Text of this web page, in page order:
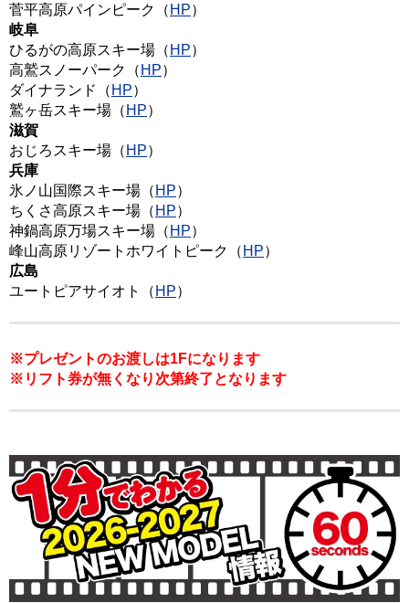
菅平高原パインピーク（ HP）
岐阜
ひるがの高原スキー場（ HP）
高鷲スノーパーク（ HP）
ダイナランド（ HP）
鷲ヶ岳スキー場（ HP）
滋賀
おじろスキー場（ HP）
兵庫
氷ノ山国際スキー場（ HP）
ちくさ高原スキー場（ HP）
神鍋高原万場スキー場（ HP）
峰山高原リゾートホワイトピーク（ HP）
広島
ユートピアサイオト（ HP）
※プレゼントのお渡しは1Fになります
※ リフト券が無くなり次第終了となります